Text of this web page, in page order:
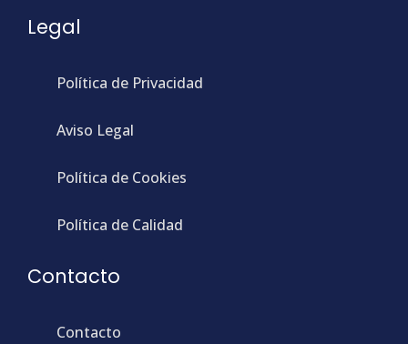
Legal
Política de Privacidad
Aviso Legal
Política de Cookies
Política de Calidad
Contacto
Contacto